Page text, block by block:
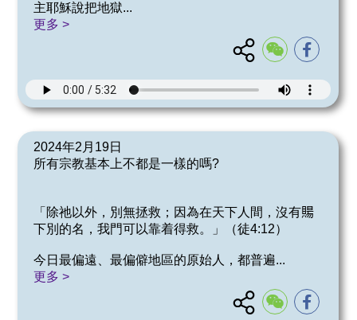
主耶穌說把地獄...
更多 >
2024年2月19日
所有宗教基本上不都是一樣的嗎?
「除祂以外，別無拯救；因為在天下人間，沒有𧶽
下別的名，我門可以靠着得救。」（徒4:12）
今日最偏遠、最偏僻地區的原始人，都普遍...
更多 >